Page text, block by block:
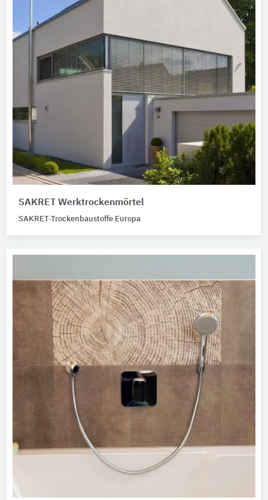
SAKRET Werktrockenmörtel
SAKRET-Trockenbaustoffe Europa